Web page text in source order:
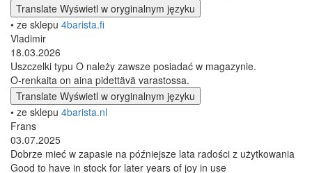
Translate Wyświetl w oryginalnym języku
• ze sklepu 4barista.fi
Vladimir
18.03.2026
Uszczelki typu O należy zawsze posiadać w magazynie.
O-renkaita on aina pidettävä varastossa.
Translate Wyświetl w oryginalnym języku
• ze sklepu 4barista.nl
Frans
03.07.2025
Dobrze mieć w zapasie na późniejsze lata radości z użytkowania
Good to have in stock for later years of joy in use